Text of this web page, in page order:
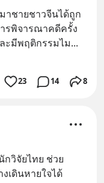
าชายชาวจีนได้ถูก
รพิจารณาคดีครั้ง
ะมีพฤติกรรมไม
23 14 8
วิจัยไทย ช่วย
เดินหายใจได้